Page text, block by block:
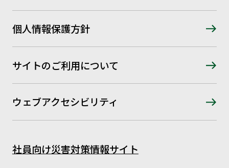
個人情報保護方針
サイトのご利用について
ウェブアクセシビリティ
社員向け災害対策情報サイト